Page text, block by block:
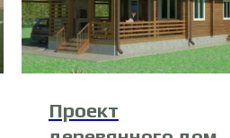
Проект